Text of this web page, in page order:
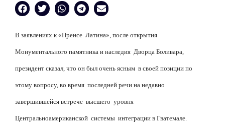
В заявлениях к «Пренсе Латина», после открытия
Монументального памятника и наследия Дворца Боливара,
президент сказал, что он был очень ясным в своей позиции по
этому вопросу, во время последней речи на недавно
завершившейся встрече высшего уровня
Центральноамериканской системы интеграции в Гватемале.